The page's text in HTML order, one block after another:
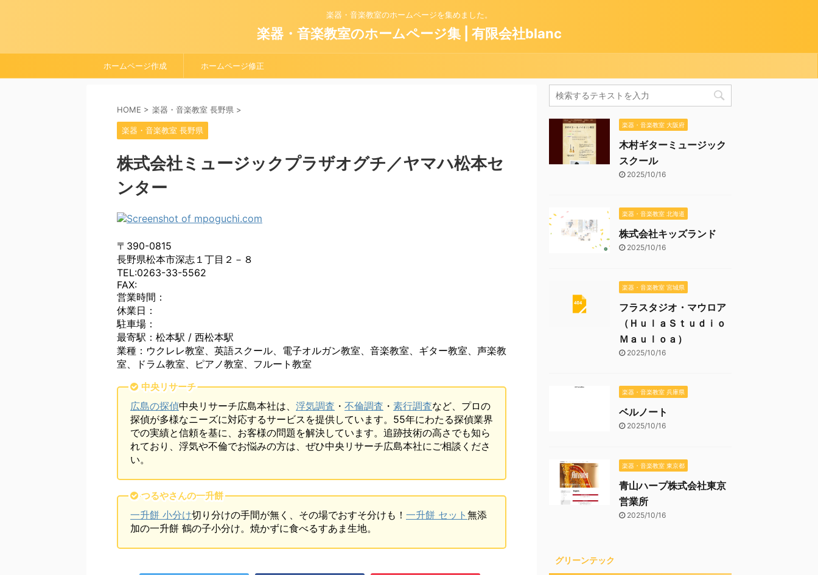
楽器・音楽教室のホームページを集めました。
楽器・音楽教室のホームページ集 | 有限会社blanc
ホームページ作成 ホームページ修正
HOME > 楽器・音楽教室 長野県 >
楽器・音楽教室 長野県
株式会社ミュージックプラザオグチ／ヤマハ松本セ
ンター
〒390-0815
長野県松本市深志１丁目２－８
TEL:0263-33-5562
FAX:
営業時間：
休業日：
駐車場：
最寄駅：松本駅 / 西松本駅
業種：ウクレレ教室、英語スクール、電子オルガン教室、音楽教室、ギター教室、声楽教
室、ドラム教室、ピアノ教室、フルート教室
中央リサーチ
広島の探偵中央リサーチ広島本社は、 浮気調査 ・ 不倫調査 ・ 素行調査など、プロの
探偵が多様なニーズに対応するサービスを提供しています。55年にわたる探偵業界
での実績と信頼を基に、お客様の問題を解決しています。追跡技術の高さでも知ら
れており、浮気や不倫でお悩みの方は、ぜひ中央リサーチ広島本社にご相談くださ
い。
つるやさんの一升餅
一升餅 小分け切り分けの手間が無く、その場でおすそ分けも！ 一升餅 セット 無添
加の一升餅 鶴の子小分け。焼かずに食べるすあま生地。
楽器・音楽教室 大阪府
木村ギターミュージック
スクール
2025/10/16
楽器・音楽教室 北海道
株式会社キッズランド
2025/10/16
楽器・音楽教室 宮城県
フラスタジオ・マウロア
（ＨｕｌａＳｔｕｄｉｏ
Ｍａｕｌｏａ）
2025/10/16
楽器・音楽教室 兵庫県
ベルノート
2025/10/16
楽器・音楽教室 東京都
青山ハープ株式会社東京
営業所
2025/10/16
グリーンテック